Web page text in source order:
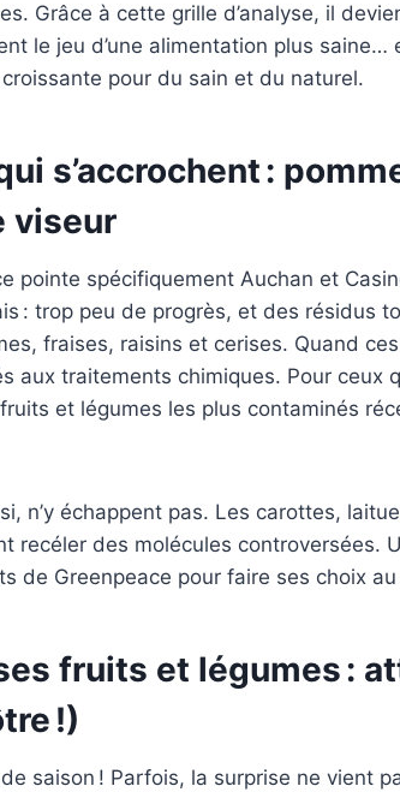
Grâce à cette grille d’analyse, il
le jeu d’une alimentation plus
pour du sain et du naturel.
s’accrochent :
viseur
pointe spécifiquement Auchan et
: trop peu de progrès, et des résidus
fraises, raisins et cerises. Quand
aux traitements chimiques. Pour ceux
et légumes les plus contaminés
n’y échappent pas. Les carottes,
recéler des molécules controversées.
de Greenpeace pour faire ses choix
fruits et légumes :
!)
saison ! Parfois, la surprise ne vient